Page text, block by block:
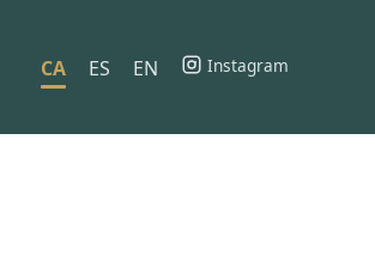
CA ES EN Instagram